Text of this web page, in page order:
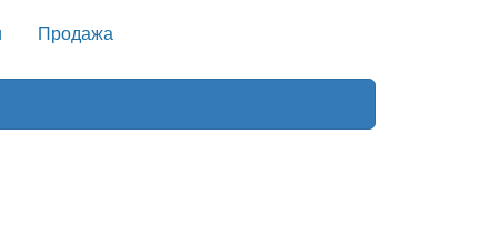
Продажа